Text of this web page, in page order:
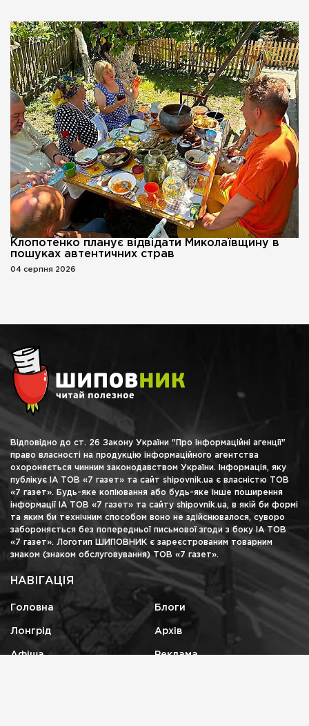
Клопотенко планує відвідати Миколаївщину в
пошуках автентичних страв
04 серпня 2026
Відповідно до ст. 26 Закону України "Про інформаційні агенції"
право власності на продукцію інформаційного агентства
охороняється чинним законодавством України. Інформація, яку
публікує ІА ТОВ «7 газет» та сайт shipovnik.ua є власністю ТОВ
«7 газет». Будь-яке копіювання або будь-яке інше поширення
інформації ІА ТОВ «7 газет» та сайту shipovnik.ua, в якій би формі
та яким би технічним способом воно не здійснювалося, суворо
забороняється без попередньої письмової згоди з боку ІА ТОВ
«7 газет». Логотип ШИПОВНИК є зареєстрованим товарним
знаком (знаком обслуговування) ТОВ «7 газет».
НАВІГАЦІЯ
Головна Блоги
Лонгрід Архів
Афіша Реклама